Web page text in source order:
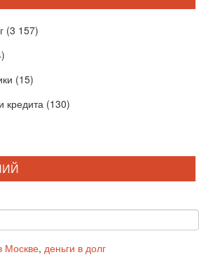
(3 157)
(15)
кредита (130)
Москве, деньги в долг